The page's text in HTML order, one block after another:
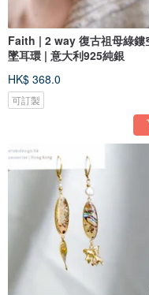
Faith | 2 way 復古祖母綠鏤
墜耳環 | 意大利925純銀
HK$ 368.0
可訂製